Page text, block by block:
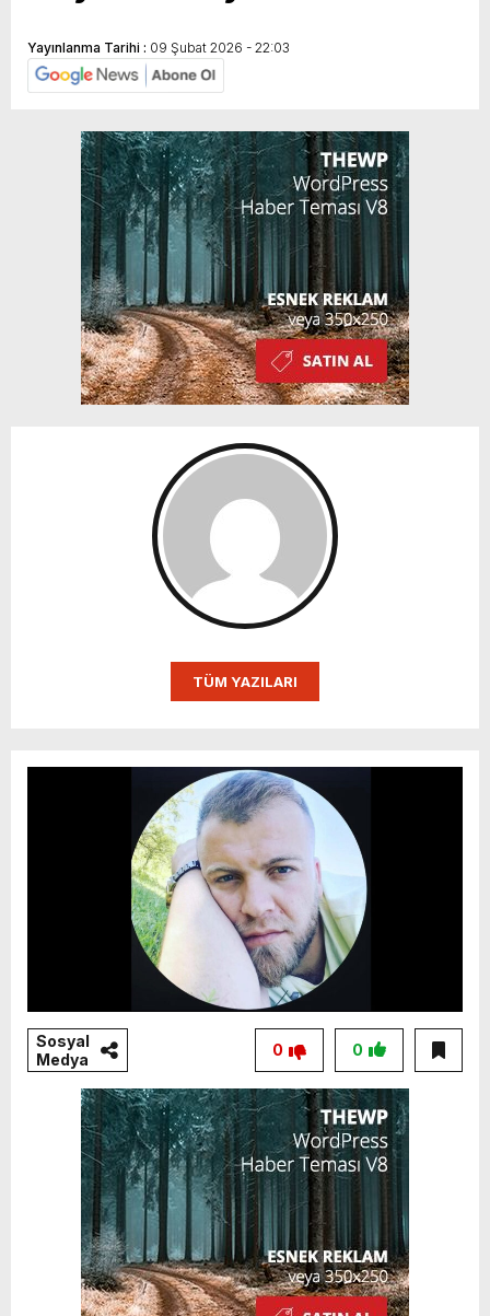
Yayınlanma Tarihi : 09 Şubat 2026 - 22:03
TÜM YAZILARI
Sosyal
Medya
0
0